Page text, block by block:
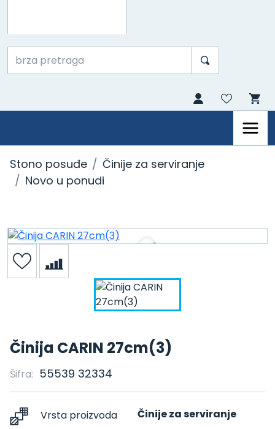
Stono posuđe
Činije za serviranje
Novo u ponudi
Činija CARIN 27cm(3)
Šifra: 55539 32334
Vrsta proizvoda Činije za serviranje